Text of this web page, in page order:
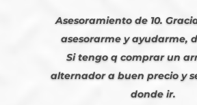
Asesoramiento de 10.
asesorarme y ayudarme,
Si tengo q comprar un
alternador a buen precio y
donde ir.